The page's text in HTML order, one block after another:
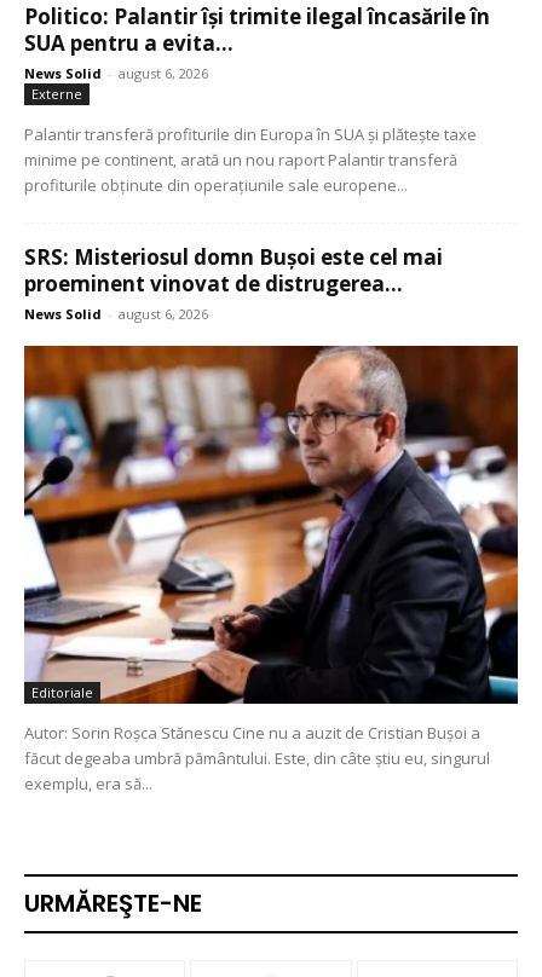
Politico: Palantir își trimite ilegal încasările în
SUA pentru a evita...
News Solid - august 6, 2026
Externe
Palantir transferă profiturile din Europa în SUA și plătește taxe
minime pe continent, arată un nou raport Palantir transferă
profiturile obținute din operațiunile sale europene...
SRS: Misteriosul domn Bușoi este cel mai
proeminent vinovat de distrugerea...
News Solid - august 6, 2026
Editoriale
Autor: Sorin Roșca Stănescu Cine nu a auzit de Cristian Bușoi a
făcut degeaba umbră pământului. Este, din câte știu eu, singurul
exemplu, era să...
URMĂREŞTE-NE